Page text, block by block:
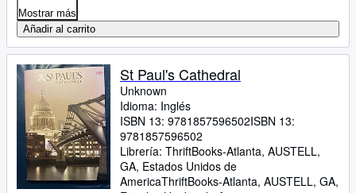
Mostrar más
Añadir al carrito
St Paul's Cathedral
Unknown
Idioma: Inglés
ISBN 13: 9781857596502ISBN 13:
9781857596502
Librería: ThriftBooks-Atlanta, AUSTELL,
GA, Estados Unidos de
AmericaThriftBooks-Atlanta, AUSTELL, GA,